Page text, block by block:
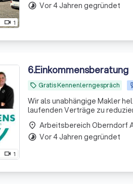
videocam 1
timelapse Vor 4 Jahren gegründet
videocam 1
6.Einkommensberatung
local_offer Gratis Kennenlerngespräch
Wir als unabhängige Makler
laufenden Verträge zu
place Arbeitsbereich Oberndorf
timelapse Vor 4 Jahren gegründet